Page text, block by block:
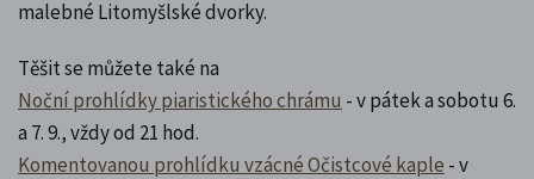
malebné Litomyšlské dvorky.
Těšit se můžete také na
Noční prohlídky piaristického chrámu - v pátek a sobotu 6.
a 7. 9., vždy od 21 hod.
Komentovanou prohlídku vzácné Očistcové kaple - v